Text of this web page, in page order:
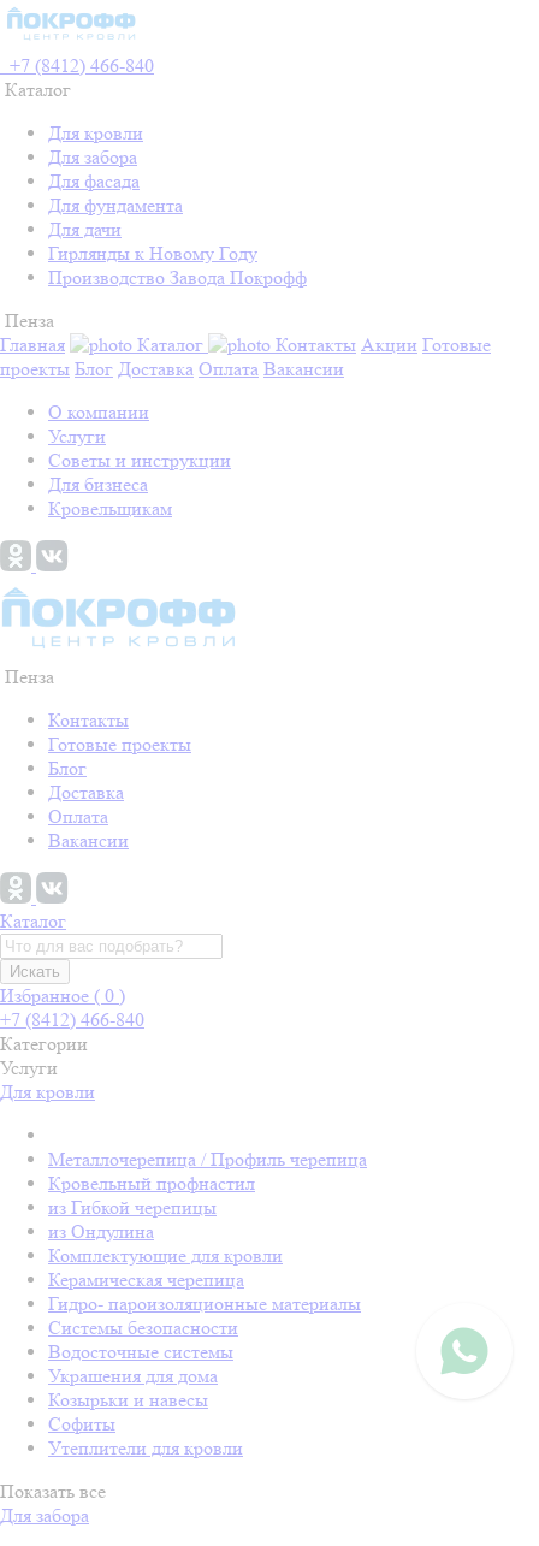
+7 (8412) 466-840
Каталог
Для кровли
Для забора
Для фасада
Для фундамента
Для дачи
Гирлянды к Новому Году
Производство Завода Покрофф
Пенза
Главная
Каталог Контакты Акции Готовые
проекты Блог Доставка Оплата Вакансии
О компании
Услуги
Советы и инструкции
Для бизнеса
Кровельщикам
Пенза
Контакты
Готовые проекты
Блог
Доставка
Оплата
Вакансии
Каталог
Искать
Избранное ( 0 )
+7 (8412) 466-840
Категории
Услуги
Для кровли
Металлочерепица / Профиль черепица
Кровельный профнастил
из Гибкой черепицы
из Ондулина
Комплектующие для кровли
Керамическая черепица
Гидро- пароизоляционные материалы
Системы безопасности
Водосточные системы
Украшения для дома
Козырьки и навесы
Софиты
Утеплители для кровли
Показать все
Для забора